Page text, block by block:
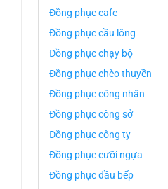
Đồng phục cafe
Đồng phục cầu lông
Đồng phục chạy bộ
Đồng phục chèo thuyền
Đồng phục công nhân
Đồng phục công sở
Đồng phục công ty
Đồng phục cưỡi ngựa
Đồng phục đầu bếp